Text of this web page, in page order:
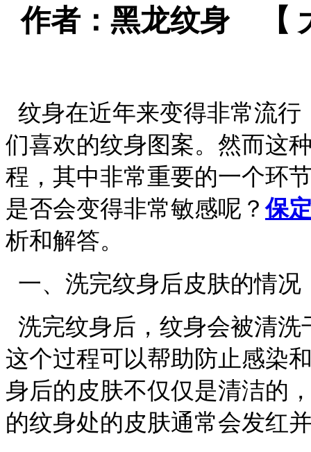
作者：黑龙纹身 【
纹身在近年来变得非常流
们喜欢的纹身图案。然而这
程，其中非常重要的一个环
是否会变得非常敏感呢？保
析和解答。
一、洗完纹身后皮肤的情况
洗完纹身后，纹身会被清
这个过程可以帮助防止感染
身后的皮肤不仅仅是清洁的
的纹身处的皮肤通常会发红